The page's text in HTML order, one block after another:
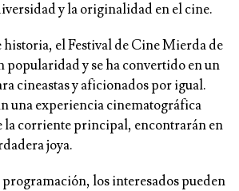
y la originalidad en el cine.
historia, el Festival de Cine Mierda de
popularidad y se ha convertido en un
cineastas y aficionados por igual.
una experiencia cinematográfica
la corriente principal, encontrarán en
joya.
programación, los interesados pueden